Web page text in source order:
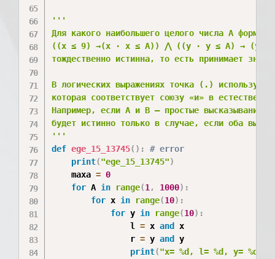
'''
Для какого наибольшего целого числа А формула
((x ≤ 9) →(x ⋅ x ≤ A)) ⋀ ((y ⋅ y ≤ A) → (y ≤
тождественно истинна, то есть принимает
В логических выражениях точка (.)
которая соответствует союзу «и» в
Например, если A и B — простые высказывания,
будет истинно только в случае, если оба
'''
def ege_15_13745( ) :
# error
print("ege_15_13745")
	maxa
= 0
for A in range(1 , 1000) :
for x in range(10) :
for y in range(10) :
				l
= x and
x
				r
= y and
y
print("x= %d, l= %d, y= %d,